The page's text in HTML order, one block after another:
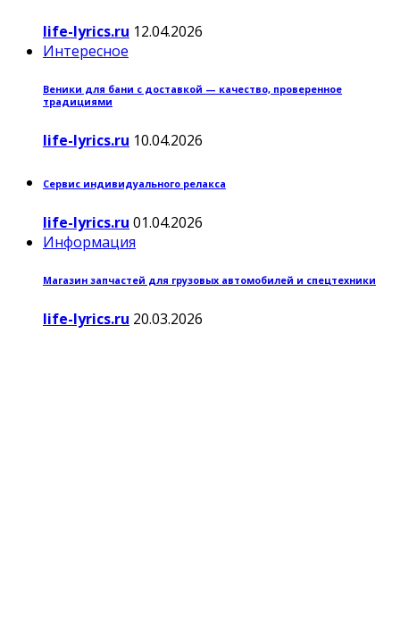
life-lyrics.ru 12.04.2026
Интересное
Веники для бани с доставкой — качество, проверенное
традициями
life-lyrics.ru 10.04.2026
Сервис индивидуального релакса
life-lyrics.ru 01.04.2026
Информация
Магазин запчастей для грузовых автомобилей и спецтехники
life-lyrics.ru 20.03.2026